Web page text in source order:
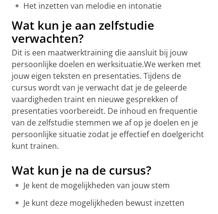
Het inzetten van melodie en intonatie
Wat kun je aan zelfstudie
verwachten?
Dit is een maatwerktraining die aansluit bij jouw
persoonlijke doelen en werksituatie.We werken met
jouw eigen teksten en presentaties. Tijdens de
cursus wordt van je verwacht dat je de geleerde
vaardigheden traint en nieuwe gesprekken of
presentaties voorbereidt. De inhoud en frequentie
van de zelfstudie stemmen we af op je doelen en je
persoonlijke situatie zodat je effectief en doelgericht
kunt trainen.
Wat kun je na de cursus?
Je kent de mogelijkheden van jouw stem
Je kunt deze mogelijkheden bewust inzetten